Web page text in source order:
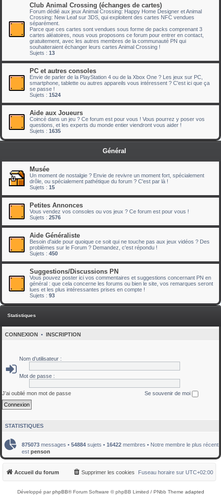
Club Animal Crossing (échanges de cartes)
Forum dédié aux jeux Animal Crossing: Happy Home Designer et Animal
Crossing: New Leaf sur 3DS, qui exploitent des cartes NFC vendues
séparément.
Parce que ces cartes sont vendues sous forme de packs comprenant 3
cartes aléatoires, nous vous proposons ce forum pour entrer en contact,
gratuitement, avec les autres membres de la communauté PN qui
souhaiteraient échanger leurs cartes Animal Crossing !
Sujets : 13
PC et autres consoles
Envie de parler de la PlayStation 4 ou de la Xbox One ? Les jeux sur PC,
smartphone, tablette ou autres appareils vous intéressent ? C'est ici que ça
se passe !
Sujets : 1524
Aide aux Joueurs
Coincé dans un jeu ? Ce forum est pour vous ! Vous pourrez y poser vos
questions, et les experts du monde entier viendront vous aider !
Sujets : 1635
Général
Musée
Un moment de nostalgie ? Envie de revivre un moment fort, spécialement
drôle, ou spécialement pathétique du forum ? C'est par là !
Sujets : 15
Petites Annonces
Vous vendez vos consoles ou vos jeux ? Ce forum est pour vous !
Sujets : 2576
Aide Généraliste
Besoin d'aide pour quoique ce soit qui ne touche pas aux jeux vidéos ? Des
problèmes sur le Forum ? Demandez, c'est répondu !
Sujets : 450
Suggestions/Discussions PN
Vous pouvez poster ici vos commentaires et suggestions concernant PN en
général : que cela concerne les forums ou bien le site, vos remarques seront
lues et les plus intéressantes prises en compte !
Sujets : 93
Statistiques
CONNEXION • INSCRIPTION
Nom d’utilisateur :
Mot de passe :
J’ai oublié mon mot de passe Se souvenir de moi
STATISTIQUES
875073 messages • 54884 sujets • 16422 membres • Notre membre le plus récent
est penson
Accueil du forum Fuseau horaire sur UTC+02:00
Supprimer les cookies
Développé parphpBB® Forum Software © phpBB Limited / PNbb Theme adapted